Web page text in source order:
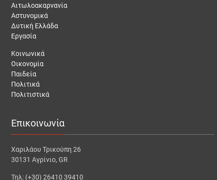
Αιτωλοακαρνανία
Αστυνομικά
Δυτική Ελλάδα
Εργασία
Κοινωνικά
Οικονομία
Παιδεία
Πολιτικά
Πολιτιστικά
Επικοινωνία
Χαριλάου Τρικούπη 26
30131 Αγρίνιο, GR
Τηλ: (+30) 26410 39410